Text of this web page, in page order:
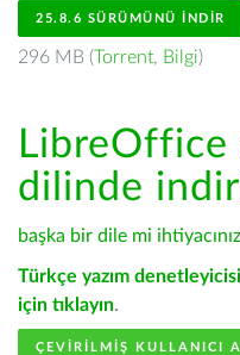
25.8.6 SÜRÜMÜNÜ İNDIR
296 MB (Torrent, Bilgi)
LibreOffice
dilinde
başka bir dile mi
Türkçe yazım
için tıklayın.
ÇEVIRILMIŞ KULLANICI